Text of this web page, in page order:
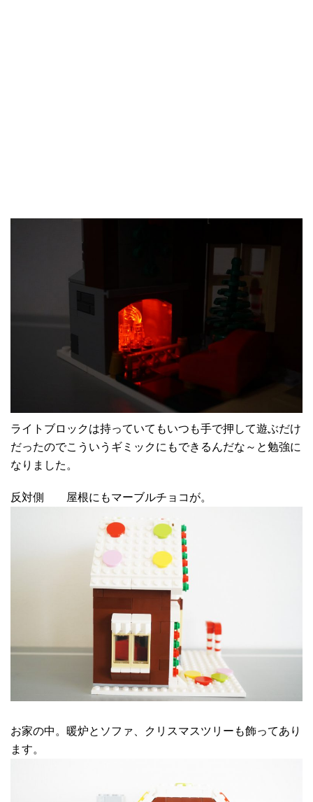
ライトブロックは持っていてもいつも手で押して遊ぶだけ
だったのでこういうギミックにもできるんだな～と勉強に
なりました。
反対側 屋根にもマーブルチョコが。
お家の中。暖炉とソファ、クリスマスツリーも飾ってあり
ます。